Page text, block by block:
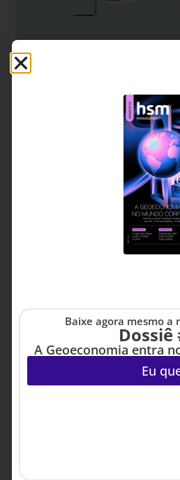
O papel do líder: Tudo
uma abordagem mais
Liderar é mais do que inspirar
comunicação clara, decisões
desenvolvimento de talentos
4
Baixe agora mesmo a
Dossiê
A Geoeconomia entra
Eu